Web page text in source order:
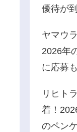
優待が
ヤマウ
2026年
に応募
リヒト
着！
のペン